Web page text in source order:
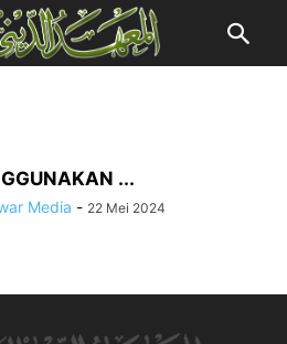
...
Media - 22 Mei 2024